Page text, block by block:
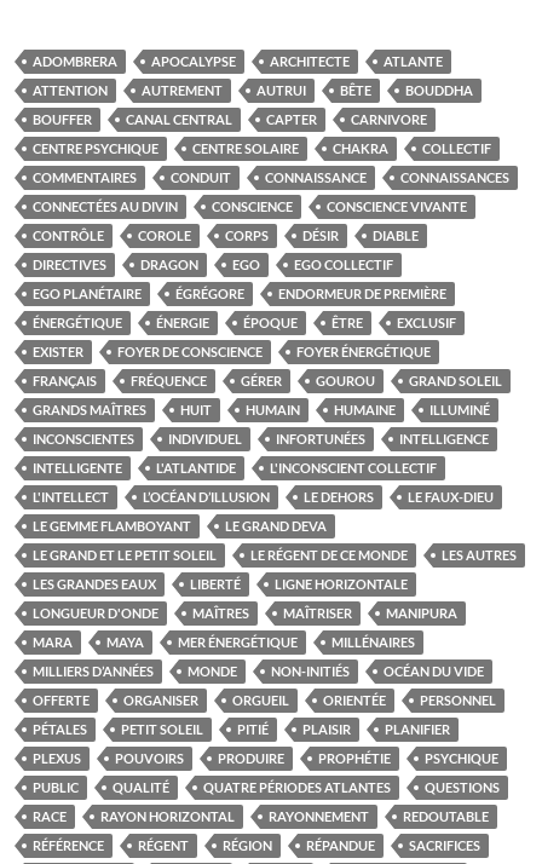
ADOMBRERA APOCALYPSE ARCHITECTE
ATLANTE
ATTENTION
AUTREMENT AUTRUI BÊTE
BOUDDHA
BOUFFER
CANAL CENTRAL CAPTER
CARNIVORE
CENTRE PSYCHIQUE
CENTRE SOLAIRE CHAKRA
COLLECTIF
COMMENTAIRES
CONDUIT CONNAISSANCE
CONNAISSANCES
CONNECTÉES AU DIVIN
CONSCIENCE
CONSCIENCE VIVANTE
CONTRÔLE
COROLE CORPS DÉSIR
DIABLE
DIRECTIVES
DRAGON EGO
EGO COLLECTIF
EGO PLANÉTAIRE
ÉGRÉGORE
ENDORMEUR DE PREMIÈRE
ÉNERGÉTIQUE
ÉNERGIE ÉPOQUE ÊTRE
EXCLUSIF
EXISTER
FOYER DE CONSCIENCE
FOYER ÉNERGÉTIQUE
FRANÇAIS
FRÉQUENCE GÉRER GOUROU
GRAND SOLEIL
GRANDS MAÎTRES
HUIT HUMAIN HUMAINE
ILLUMINÉ
INCONSCIENTES
INDIVIDUEL INFORTUNÉES
INTELLIGENCE
INTELLIGENTE
L'ATLANTIDE
L'INCONSCIENT COLLECTIF
L'INTELLECT
L’OCÉAN D’ILLUSION LE DEHORS
LE FAUX-DIEU
LE GEMME FLAMBOYANT
LE GRAND DEVA
LE GRAND ET LE PETIT SOLEIL
LE RÉGENT DE CE MONDE
LES AUTRES
LES GRANDES EAUX
LIBERTÉ
LIGNE HORIZONTALE
LONGUEUR D'ONDE
MAÎTRES MAÎTRISER
MANIPURA
MARA
MAYA MER ÉNERGÉTIQUE
MILLÉNAIRES
MILLIERS D’ANNÉES
MONDE NON-INITIÉS
OCÉAN DU VIDE
OFFERTE
ORGANISER ORGUEIL ORIENTÉE
PERSONNEL
PÉTALES
PETIT SOLEIL PITIÉ PLAISIR
PLANIFIER
PLEXUS
POUVOIRS PRODUIRE PROPHÉTIE
PSYCHIQUE
PUBLIC
QUALITÉ QUATRE PÉRIODES ATLANTES
QUESTIONS
RACE
RAYON HORIZONTAL RAYONNEMENT
REDOUTABLE
RÉFÉRENCE
RÉGENT RÉGION RÉPANDUE
SACRIFICES